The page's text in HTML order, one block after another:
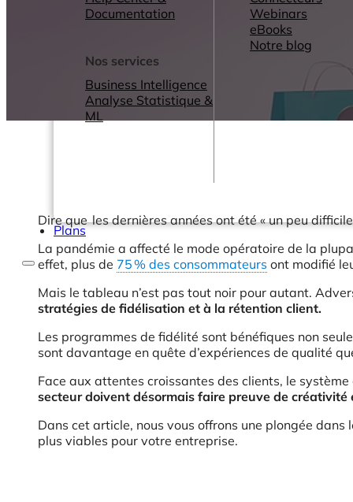
Documentation
Nos services
Business Intelligence
Analyse Statistique &
ML
Webinars
eBooks
Notre blog
Plans
Dire que les dernières années ont été « un peu
La pandémie a affecté le mode opératoire de la
effet, plus de 75 % des consommateurs ont modifié
Mais le tableau n’est pas tout noir pour autant.
stratégies de fidélisation et à la rétention client.
Les programmes de fidélité sont bénéfiques non
sont davantage en quête d’expériences de qualité
Face aux attentes croissantes des clients, le
secteur doivent désormais faire preuve de
Dans cet article, nous vous offrons une plongée
plus viables pour votre entreprise.